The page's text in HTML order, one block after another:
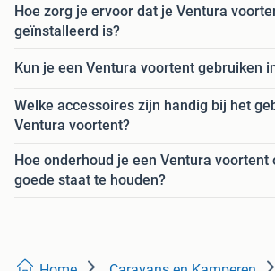
Hoe zorg je ervoor dat je Ventura
geïnstalleerd is?
Kun je een Ventura voortent gebruiken
Welke accessoires zijn handig bij het
Ventura voortent?
Hoe onderhoud je een Ventura voortent
goede staat te houden?